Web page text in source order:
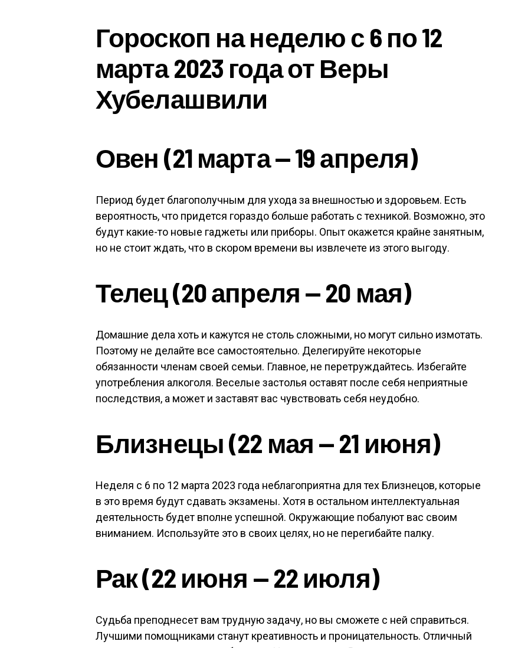
Гороскоп на неделю с 6 по 12
марта 2023 года от Веры
Хубелашвили
Овен (21 марта — 19 апреля)
Период будет благополучным для ухода за внешностью и здоровьем. Есть
вероятность, что придется гораздо больше работать с техникой. Возможно, это
будут какие-то новые гаджеты или приборы. Опыт окажется крайне занятным,
но не стоит ждать, что в скором времени вы извлечете из этого выгоду.
Телец (20 апреля — 20 мая)
Домашние дела хоть и кажутся не столь сложными, но могут сильно измотать.
Поэтому не делайте все самостоятельно. Делегируйте некоторые
обязанности членам своей семьи. Главное, не перетруждайтесь. Избегайте
употребления алкоголя. Веселые застолья оставят после себя неприятные
последствия, а может и заставят вас чувствовать себя неудобно.
Близнецы (22 мая — 21 июня)
Неделя с 6 по 12 марта 2023 года неблагоприятна для тех Близнецов, которые
в это время будут сдавать экзамены. Хотя в остальном интеллектуальная
деятельность будет вполне успешной. Окружающие побалуют вас своим
вниманием. Используйте это в своих целях, но не перегибайте палку.
Рак (22 июня — 22 июля)
Судьба преподнесет вам трудную задачу, но вы сможете с ней справиться.
Лучшими помощниками станут креативность и проницательность. Отличный